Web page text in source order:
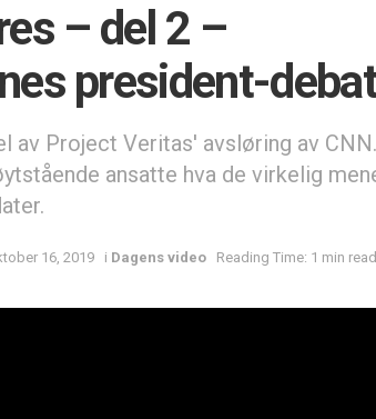
– del 2 –
president-
av Project Veritas' avsløring av
ansatte hva de virkelig
16, 2019 i Dagens video Reading Time: 1 min read